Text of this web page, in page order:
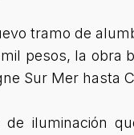
tramo de
pesos, la obra
Sur Mer hasta
iluminación